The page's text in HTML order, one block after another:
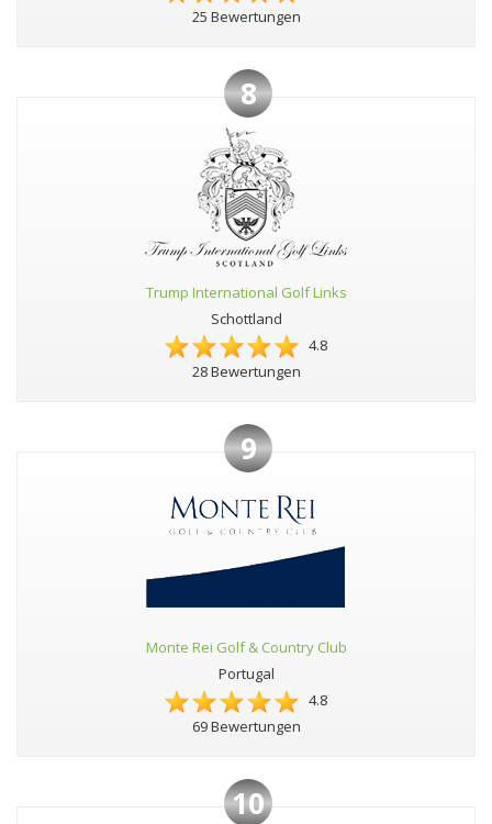
25 Bewertungen
8
Trump International Golf Links
Schottland
4.8
28 Bewertungen
9
Monte Rei Golf & Country Club
Portugal
4.8
69 Bewertungen
10